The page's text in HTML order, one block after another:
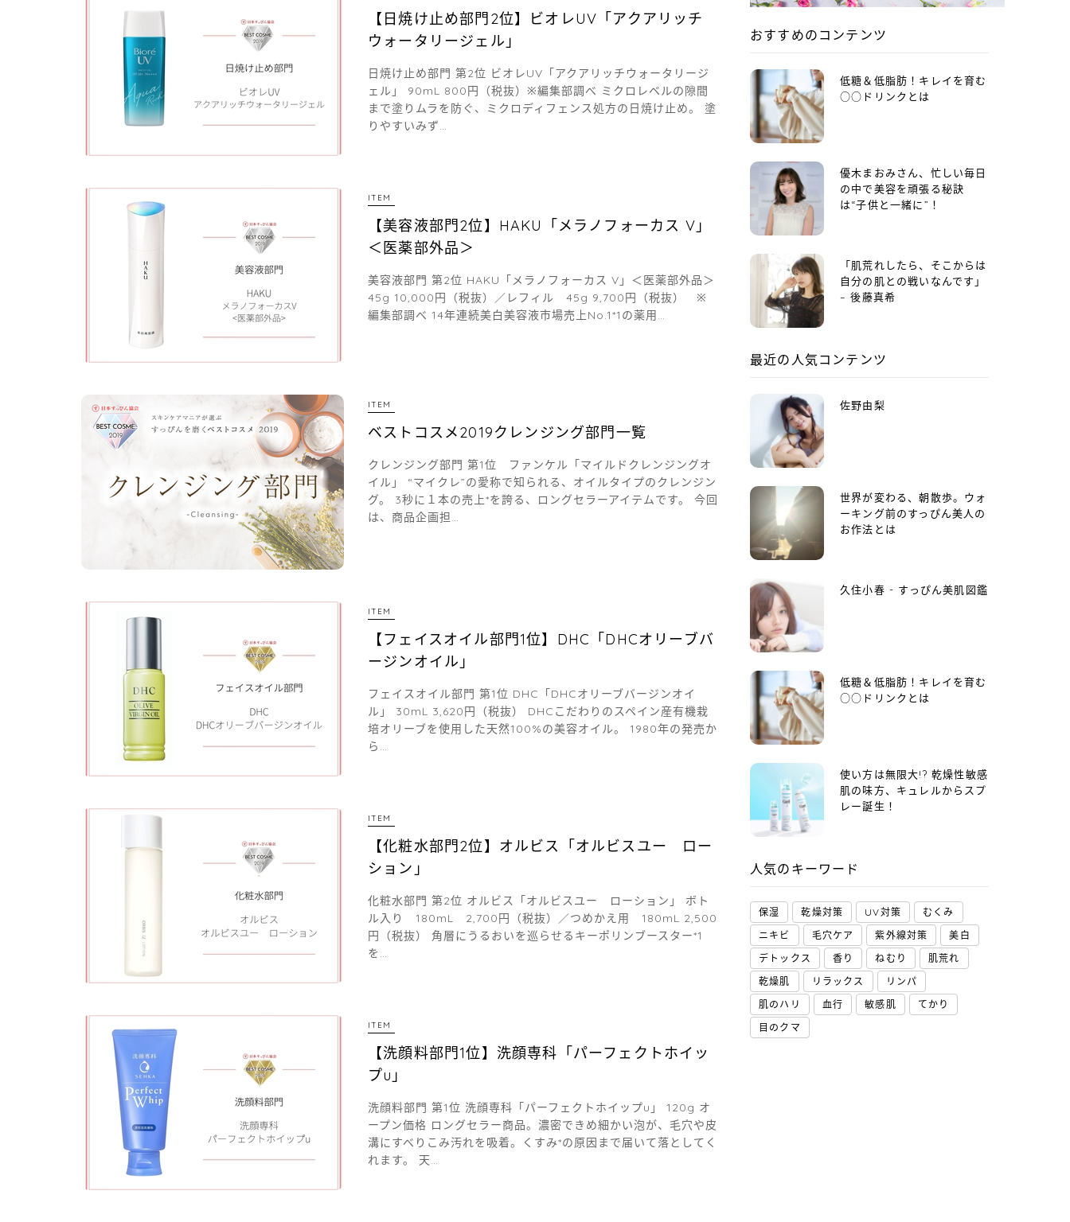
【日焼け止め部門2位】ビオレUV「アクアリッチ
ウォータリージェル」
日焼け止め部門 第2位 ビオレUV「アクアリッチウォータリージ
ェル」 90mL 800円（税抜）※編集部調べ ミクロレベルの隙間
まで塗りムラを防ぐ、ミクロディフェンス処方の日焼け止め。 塗
りやすいみず…
ITEM
【美容液部門2位】HAKU「メラノフォーカス V」
＜医薬部外品＞
美容液部門 第2位 HAKU「メラノフォーカス V」＜医薬部外品＞
45g 10,000円（税抜）／レフィル 45g 9,700円（税抜） ※
編集部調べ 14年連続美白美容液市場売上No.1*1の薬用…
ITEM
ベストコスメ2019クレンジング部門一覧
クレンジング部門 第1位 ファンケル「マイルドクレンジングオ
イル」 “マイクレ”の愛称で知られる、オイルタイプのクレンジン
グ。 3秒に１本の売上*を誇る、ロングセラーアイテムです。 今回
は、商品企画担…
ITEM
【フェイスオイル部門1位】DHC「DHCオリーブバ
ージンオイル」
フェイスオイル部門 第1位 DHC「DHCオリーブバージンオイ
ル」 30mL 3,620円（税抜） DHCこだわりのスペイン産有機栽
培オリーブを使用した天然100%の美容オイル。 1980年の発売か
ら…
ITEM
【化粧水部門2位】オルビス「オルビスユー ロー
ション」
化粧水部門 第2位 オルビス「オルビスユー ローション」 ボト
ル入り 180mL 2,700円（税抜）／つめかえ用 180mL 2,500
円（税抜） 角層にうるおいを巡らせるキーポリンブースター*1
を…
ITEM
【洗顔料部門1位】洗顔専科「パーフェクトホイッ
プu」
洗顔料部門 第1位 洗顔専科「パーフェクトホイップu」 120g オ
ープン価格 ロングセラー商品。濃密できめ細かい泡が、毛穴や皮
溝にすべりこみ汚れを吸着。くすみ*の原因まで届いて落としてく
れます。 天…
おすすめのコンテンツ
低糖＆低脂肪！キレイを育む
○○ドリンクとは
優木まおみさん、忙しい毎日
の中で美容を頑張る秘訣
は“子供と一緒に”！
「肌荒れしたら、そこからは
自分の肌との戦いなんです」
– 後藤真希
最近の人気コンテンツ
佐野由梨
世界が変わる、朝散歩。ウォ
ーキング前のすっぴん美人の
お作法とは
久住小春 - すっぴん美肌図鑑
低糖＆低脂肪！キレイを育む
○○ドリンクとは
使い方は無限大!? 乾燥性敏感
肌の味方、キュレルからスプ
レー誕生！
人気のキーワード
保湿 乾燥対策 UV対策
むくみ
ニキビ
毛穴ケア 紫外線対策
美白
デトックス
香り ねむり
肌荒れ
乾燥肌
リラックス
リンパ
肌のハリ
血行 敏感肌
てかり
目のクマ